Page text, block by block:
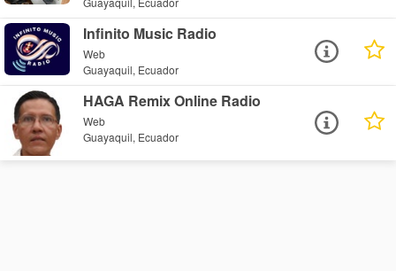
Infinito Music Radio
Web
Guayaquil, Ecuador
HAGA Remix Online Radio
Web
Guayaquil, Ecuador